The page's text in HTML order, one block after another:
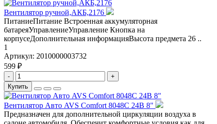
Вентилятор ручной,АКБ,2176
ПитаниеПитание Встроенная аккумуляторная
батареяУправлениеУправление Кнопка на
корпусеДополнительная информацияВысота предмета 26 ..
1
Артикул: 2010000003732
599 ₽
-
+
Купить
Вентилятор Авто AVS Comfort 8048C 24В 8"
Предназначен для дополнительной циркуляции воздуха в